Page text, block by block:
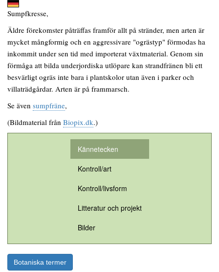
Sumpfkresse,
Äldre förekomster påträffas framför allt på stränder, men arten är
mycket mångformig och en aggressivare "ogrästyp" förmodas ha
inkommit under sen tid med importerat växtmaterial. Genom sin
förmåga att bilda underjordiska utlöpare kan strandfränen bli ett
besvärligt ogräs inte bara i plantskolor utan även i parker och
villaträdgårdar. Arten är på frammarsch.
Se även sumpfräne,
(Bildmaterial från Biopix.dk.)
Kännetecken
Kontroll/art
Kontroll/livsform
Litteratur och projekt
Bilder
Botaniska termer